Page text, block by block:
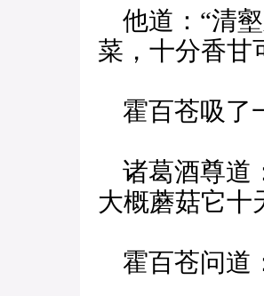
他道：“清
菜，十分香甘
霍百苍吸了
诸葛酒尊道
大概蘑菇它十
霍百苍问道